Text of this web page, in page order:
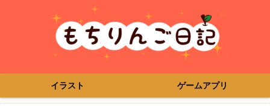
イラスト ゲームアプリ